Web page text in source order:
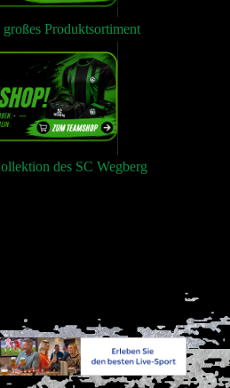
großes Produktsortiment
des SC Wegberg